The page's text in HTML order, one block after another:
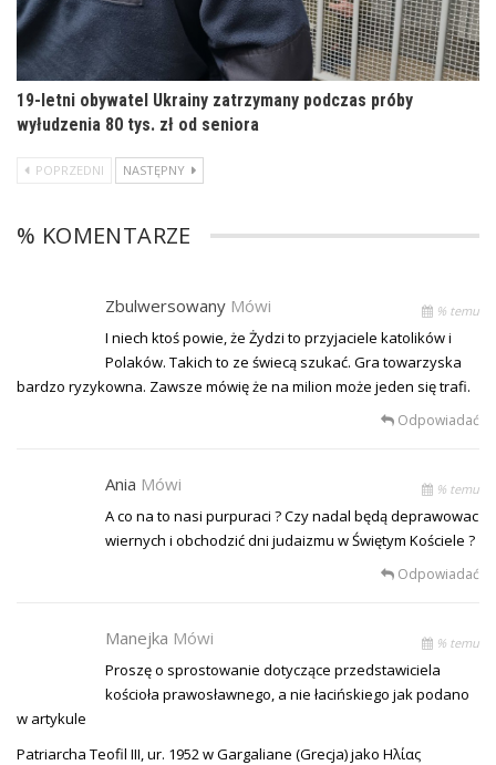
19-letni obywatel Ukrainy zatrzymany podczas próby
wyłudzenia 80 tys. zł od seniora
POPRZEDNI NASTĘPNY
% KOMENTARZE
Zbulwersowany Mówi % temu
I niech ktoś powie, że Żydzi to przyjaciele katolików i
Polaków. Takich to ze świecą szukać. Gra towarzyska
bardzo ryzykowna. Zawsze mówię że na milion może jeden się trafi.
Odpowiadać
Ania Mówi % temu
A co na to nasi purpuraci ? Czy nadal będą deprawowac
wiernych i obchodzić dni judaizmu w Świętym Kościele ?
Odpowiadać
Manejka Mówi % temu
Proszę o sprostowanie dotyczące przedstawiciela
kościoła prawosławnego, a nie łacińskiego jak podano
w artykule
Patriarcha Teofil III, ur. 1952 w Gargaliane (Grecja) jako Ηλίας